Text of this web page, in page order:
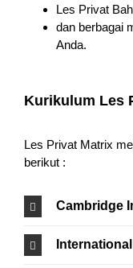
Les Privat
dan berbagai
Anda.
Kurikulum Les
Les Privat Matrix
berikut :
Cambridge